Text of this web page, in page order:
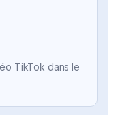
TikTok dans le